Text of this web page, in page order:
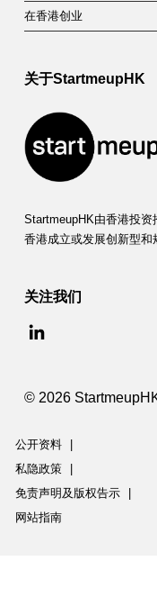
在香港创业
关于StartmeupHK
StartmeupHK由香港投
香港成立或发展创新型和
关注我们
© 2026
公开资料
私隐政策
免责声明及版权告示
网站指南